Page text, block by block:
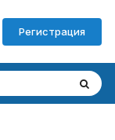
Регистрация